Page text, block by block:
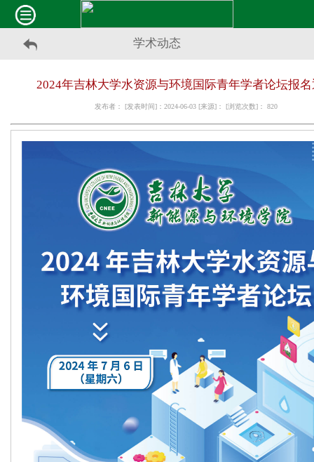
学术动态
2024年吉林大学水资源与环境国际青年学者论坛报
发布者： [发表时间]：2024-06-03 [来源]： [浏览次数]： 820